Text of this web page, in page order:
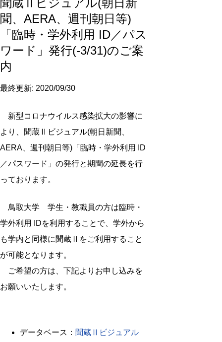
聞蔵Ⅱビジュアル(朝日新
聞、AERA、週刊朝日等)
「臨時・学外利用 ID／パス
ワード」発行(-3/31)のご案
内
最終更新: 2020/09/30
新型コロナウイルス感染拡大の影響に
より、聞蔵Ⅱビジュアル(朝日新聞、
AERA、週刊朝日等)「臨時・学外利用 ID
／パスワード」の発行と期間の延長を行
っております。
鳥取大学 学生・教職員の方は臨時・
学外利用 IDを利用することで、学外から
も学内と同様に聞蔵Ⅱをご利用すること
が可能となります。
ご希望の方は、下記よりお申し込みを
お願いいたします。
データベース： 聞蔵Ⅱビジュアル